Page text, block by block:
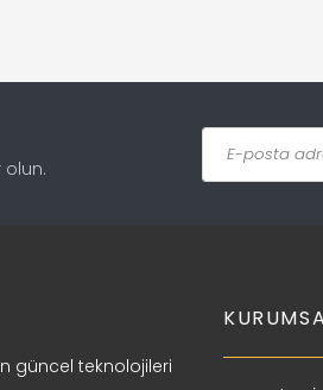
olun.
güncel teknolojileri